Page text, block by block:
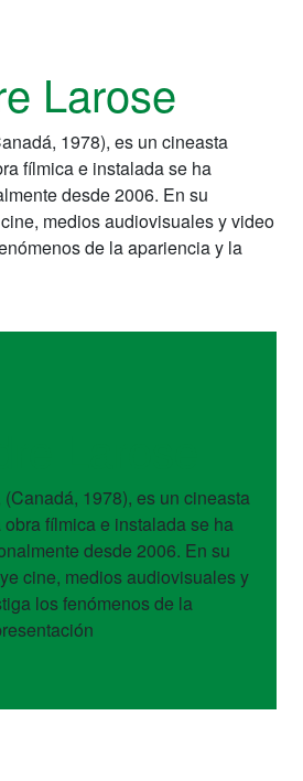
Larose
1978), es un cineasta
fílmica e instalada se ha
desde 2006. En su
medios audiovisuales y video
de la apariencia y la
1978), es un cineasta
fílmica e instalada se ha
desde 2006. En su
cine, medios audiovisuales y
los fenómenos de la